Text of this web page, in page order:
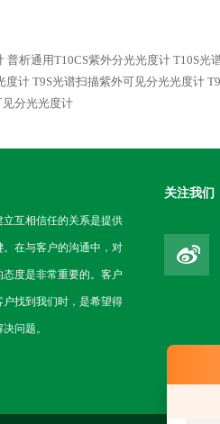
您
普析通用T10CS紫外分光光度计 T10S光
度计 T9S光谱扫描紫外可见分光光度计
分光光度计
立互相信任的关系是提供
。在与客户的沟通中，对
度是非常重要的。客户
找到我们时，是希望得
问题。
关注我们